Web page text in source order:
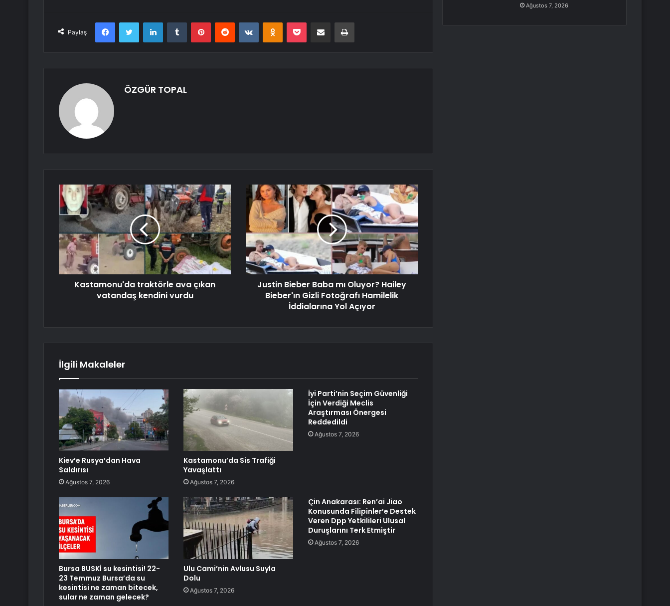
Paylaş
FacebookTwitter LinkedInTumblr PinterestReddit VKontakteOdnoklassniki
Pocket E-Posta ile paylaş Yazdır
ÖZGÜR TOPAL
Kastamonu'da traktörle ava çıkan
vatandaş kendini vurdu
Justin Bieber Baba mı Oluyor? Hailey
Bieber'ın Gizli Fotoğrafı Hamilelik
İddialarına Yol Açıyor
İlgili Makaleler
Kiev’e Rusya’dan Hava
Saldırısı
Ağustos 7, 2026
Kastamonu’da Sis Trafiği
Yavaşlattı
Ağustos 7, 2026
İyi Parti’nin Seçim Güvenliği
İçin Verdiği Meclis
Araştırması Önergesi
Reddedildi
Ağustos 7, 2026
Bursa BUSKİ su kesintisi! 22-
23 Temmuz Bursa’da su
kesintisi ne zaman bitecek,
sular ne zaman gelecek?
Ulu Cami’nin Avlusu Suyla
Dolu
Ağustos 7, 2026
Çin Anakarası: Ren’ai Jiao
Konusunda Filipinler’e Destek
Veren Dpp Yetkilileri Ulusal
Duruşlarını Terk Etmiştir
Ağustos 7, 2026
Ağustos 7, 2026